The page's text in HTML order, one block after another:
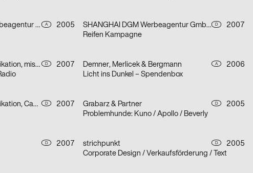
Jung von Matt/Donau Werbeagentur GmbH A
2005
SHANGHAI DGM Werbeagentur GmbH & Co. KG D
2007
Reifen Kampagne
2einhalb Büro für Kommunikation, mischen D
2007
Demner, Merlicek & Bergmann A
2006
Licht ins Dunkel – Spendenbox
2einhalb Büro für Kommunikation, Camilla Ander, Anna Norberg D
2007
Grabarz & Partner D
2005
Problemhunde: Kuno / Apollo / Beverly
D
2007
strichpunkt D
2005
Corporate Design / Verkaufsförderung / Text